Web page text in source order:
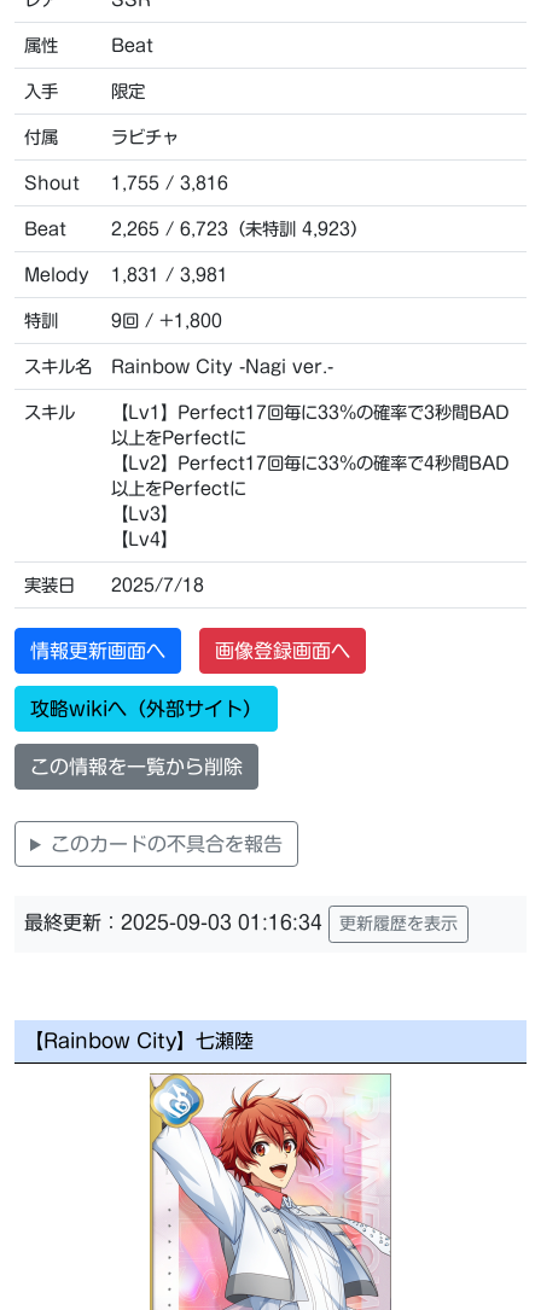
属性 Beat
入手 限定
付属 ラビチャ
Shout 1,755 / 3,816
Beat 2,265 / 6,723（未特訓 4,923）
Melody 1,831 / 3,981
特訓 9回 / +1,800
スキル名 Rainbow City -Nagi ver.-
スキル
【Lv1】Perfect17回毎に33％の確率で3秒間BAD
以上をPerfectに
【Lv2】Perfect17回毎に33％の確率で4秒間BAD
以上をPerfectに
【Lv3】
【Lv4】
実装日 2025/7/18
情報更新画面へ 画像登録画面へ
攻略wikiへ（外部サイト）
この情報を一覧から削除
このカードの不具合を報告
最終更新：2025-09-03 01:16:34 更新履歴を表示
【Rainbow City】七瀬陸